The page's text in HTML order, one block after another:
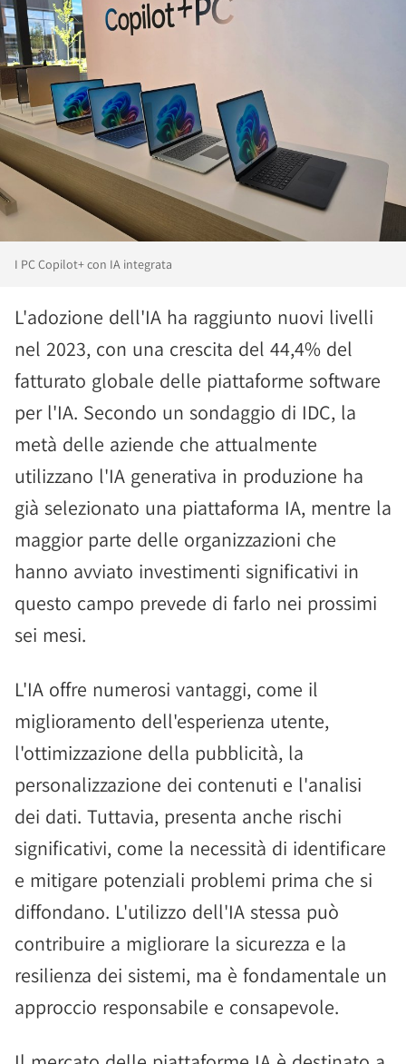
I PC Copilot+ con IA integrata
L'adozione dell'IA ha raggiunto nuovi livelli
nel 2023, con una crescita del 44,4% del
fatturato globale delle piattaforme software
per l'IA. Secondo un sondaggio di IDC, la
metà delle aziende che attualmente
utilizzano l'IA generativa in produzione ha
già selezionato una piattaforma IA, mentre la
maggior parte delle organizzazioni che
hanno avviato investimenti significativi in
questo campo prevede di farlo nei prossimi
sei mesi.
L'IA offre numerosi vantaggi, come il
miglioramento dell'esperienza utente,
l'ottimizzazione della pubblicità, la
personalizzazione dei contenuti e l'analisi
dei dati. Tuttavia, presenta anche rischi
significativi, come la necessità di identificare
e mitigare potenziali problemi prima che si
diffondano. L'utilizzo dell'IA stessa può
contribuire a migliorare la sicurezza e la
resilienza dei sistemi, ma è fondamentale un
approccio responsabile e consapevole.